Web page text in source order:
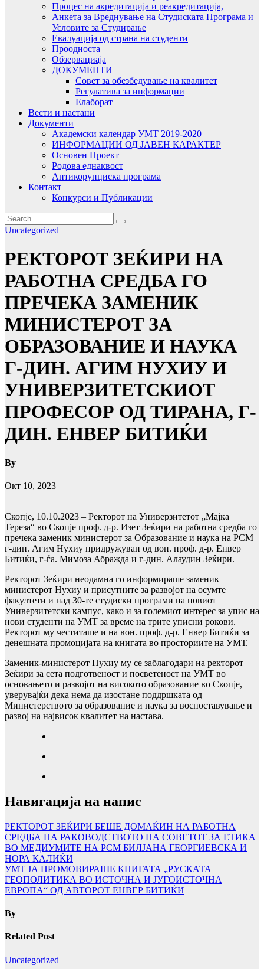
Процес на акредитација и реакредитација,
Анкета за Вреднување на Студиската Програма и
Условите за Студирање
Евалуација од страна на студенти
Проодноста
Обзервациаја
ДОКУМЕНТИ
Совет за обезбедување на квалитет
Регулатива за информации
Елаборат
Вести и настани
Документи
Академски календар УМТ 2019-2020
ИНФОРМАЦИИ ОД ЈАВЕН КАРАКТЕР
Основен Проект
Родова еднаквост
Антикорупциска програма
Контакт
Конкурси и Публикации
Uncategorized
РЕКТОРОТ ЗЕЌИРИ НА
РАБОТНА СРЕДБА ГО
ПРЕЧЕКА ЗАМЕНИК
МИНИСТЕРОТ ЗА
ОБРАЗОВАНИЕ И НАУКА
Г-ДИН. АГИМ НУХИУ И
УНИВЕРЗИТЕТСКИОТ
ПРОФЕСОР ОД ТИРАНА, Г-
ДИН. ЕНВЕР БИТИЌИ
By
Окт 10, 2023
Скопје, 10.10.2023 – Ректорот на Универзитетот „Мајка
Тереза“ во Скопје проф. д-р. Изет Зеќири на работна средба го
пречека заменик министерот за Образование и наука на РСМ
г-дин. Агим Нухиу придружуван од вон. проф. д-р. Енвер
Битиќи, г-ѓа. Мимоза Абражда и г-дин. Алаудин Зеќири.
Ректорот Зеќири неодамна го информираше заменик
министерот Нухиу и присутните за развојот на осумте
факултети и над 30-те студиски програми на новиот
Универзитетски кампус, како и за големиот интерес за упис на
нови студенти на УМТ за време на трите уписни рокови.
Ректорот му честиташе и на вон. проф. д-р. Енвер Битиќи за
денешната промоцијата на книгата во просториите на УМТ.
Заменик-министерот Нухиу му се заблагодари на ректорот
Зеќири за сета подготвеност и посветеност на УМТ во
основањето и развојот на високото образование во Скопје,
уверувајќи дека нема да изостане поддршката од
Министерството за образование и наука за воспоставување и
развој на највисок квалитет на настава.
Навигација на напис
РЕКТОРОТ ЗЕЌИРИ БЕШЕ ДОМАЌИН НА РАБОТНА
СРЕДБА НА РАКОВОДСТВОТО НА СОВЕТОТ ЗА ЕТИКА
ВО МЕДИУМИТЕ НА РСМ БИЛЈАНА ГЕОРГИЕВСКА И
НОРА КАЛИЌИ
УМТ ЈА ПРОМОВИРАШЕ КНИГАТА „РУСКАТА
ГЕОПОЛИТИКА ВО ИСТОЧНА И ЈУГОИСТОЧНА
ЕВРОПА“ ОД АВТОРОТ ЕНВЕР БИТИЌИ
By
Related Post
Uncategorized